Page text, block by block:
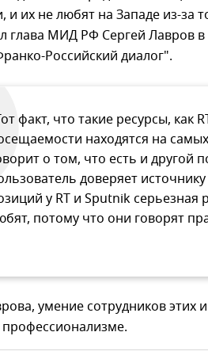
их не любят на Западе из-за
глава МИД РФ Сергей Лавров в
Российский диалог".
факт, что такие ресурсы, как
находятся на
о том, что есть и другой
доверяет
у RT и Sputnik серьезная
потому что они говорят
умение сотрудников